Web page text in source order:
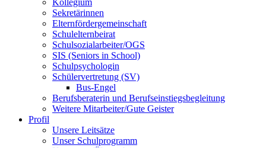
Kollegium
Sekretärinnen
Elternfördergemeinschaft
Schulelternbeirat
Schulsozialarbeiter/OGS
SIS (Seniors in School)
Schulpsychologin
Schülervertretung (SV)
Bus-Engel
Berufsberaterin und Berufseinstiegsbegleitung
Weitere Mitarbeiter/Gute Geister
Profil
Unsere Leitsätze
Unser Schulprogramm